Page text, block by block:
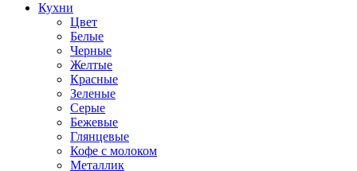
Кухни
Цвет
Белые
Черные
Желтые
Красные
Зеленые
Серые
Бежевые
Глянцевые
Кофе с молоком
Металлик